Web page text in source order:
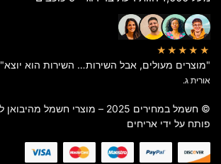
★★★★★
"מוצרים מעולים, אבל השירות… השירות הוא יוצא"
אורית ג.
© חשמל במחירים 2025 – מוצרי חשמל מהיבואן לצרכן
פותח על ידי אריחים